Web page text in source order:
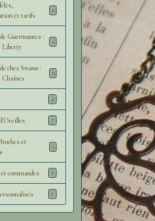
et tarifs
2
Guermantes :
Liberty
5
chez Swann :
Chaînes
9
4
7
et
3
commandes 0
1